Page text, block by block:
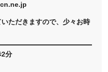
ただきますので、少々お時
2分